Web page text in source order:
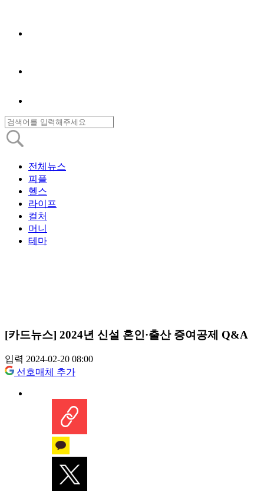
전체뉴스
피플
헬스
라이프
컬처
머니
테마
[카드뉴스] 2024년 신설 혼인·출산 증여공제 Q&A
입력 2024-02-20 08:00
선호매체 추가